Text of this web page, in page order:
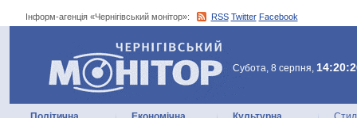
Інформ-агенція «Чернігівський монітор»: RSS Twitter Facebook
Інформ-агенція
«Чернігівський монітор»
Субота, 8 серпня,